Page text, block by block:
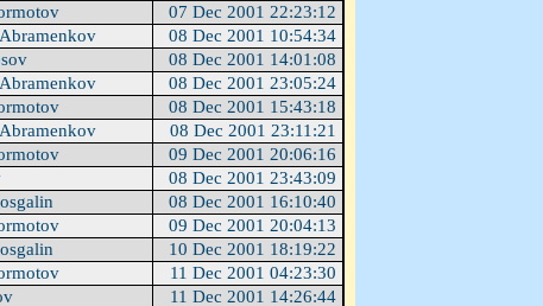
07 Dec 2001 22:23:12
08 Dec 2001 10:54:34
08 Dec 2001 14:01:08
08 Dec 2001 23:05:24
08 Dec 2001 15:43:18
08 Dec 2001 23:11:21
09 Dec 2001 20:06:16
08 Dec 2001 23:43:09
08 Dec 2001 16:10:40
09 Dec 2001 20:04:13
10 Dec 2001 18:19:22
11 Dec 2001 04:23:30
11 Dec 2001 14:26:44